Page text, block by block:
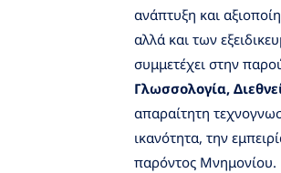
ανάπτυξη και
αλλά και των
συμμετέχει στην
Γλωσσολογία,
απαραίτητη
ικανότητα, την
παρόντος Μνημονίου.